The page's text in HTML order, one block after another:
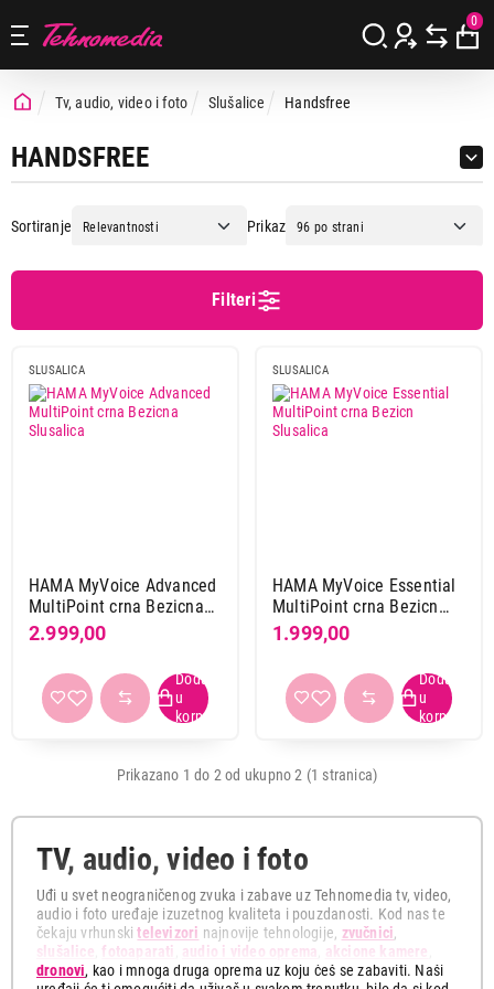
0
Tv, audio, video i foto Slušalice Handsfree
Cena od Cena do
Sistem
Povezivanje
Autonomija baterije
14 h
1
9 h
HANDSFREE
Sortiranje Prikaz
Filteri
SLUSALICA
HAMA MyVoice Advanced
MultiPoint crna Bezicna
Slusalica
2.999,00
SLUSALICA
HAMA MyVoice Essential
MultiPoint crna Bezicn
Slusalica
1.999,00
Prikazano 1 do 2 od ukupno 2 (1 stranica)
TV, audio, video i foto
Uđi u svet neograničenog zvuka i zabave uz Tehnomedia tv, video,
audio i foto uređaje izuzetnog kvaliteta i pouzdanosti. Kod nas te
čekaju vrhunskitelevizori najnovije tehnologije, zvučnici,
slušalice ,fotoaparati audio i video oprema akcione kamere
dronovi, kao i mnoga druga oprema uz koju ćeš se zabaviti. Naši